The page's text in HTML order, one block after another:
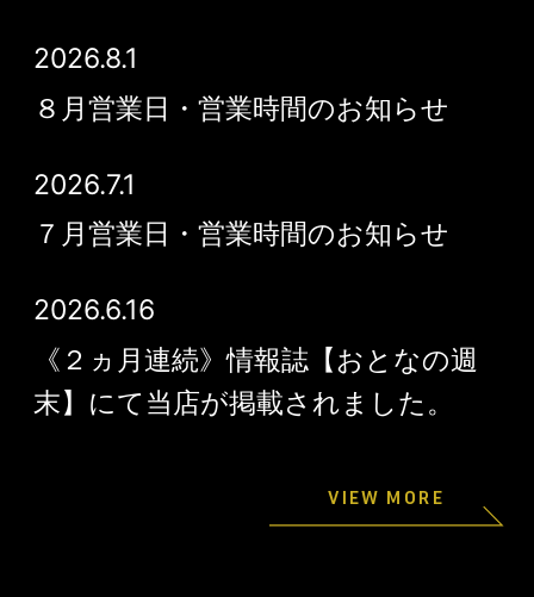
2026.8.1
８月営業日・営業時間のお知らせ
2026.7.1
７月営業日・営業時間のお知らせ
2026.6.16
《２ヵ月連続》情報誌【おとなの週
末】にて当店が掲載されました。
VIEW MORE